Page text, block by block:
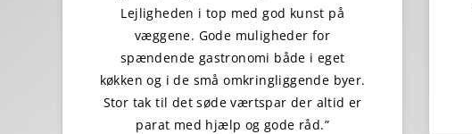
Lejligheden i top med god kunst på
væggene. Gode muligheder for
spændende gastronomi både i eget
køkken og i de små omkringliggende byer.
Stor tak til det søde værtspar der altid er
parat med hjælp og gode råd.”